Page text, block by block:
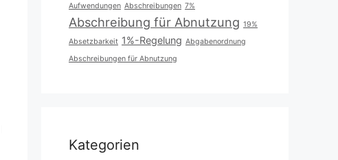
Aufwendungen Abschreibungen 7%
Abschreibung für Abnutzung 19%
Absetzbarkeit 1%-Regelung Abgabenordnung
Abschreibungen für Abnutzung
Kategorien